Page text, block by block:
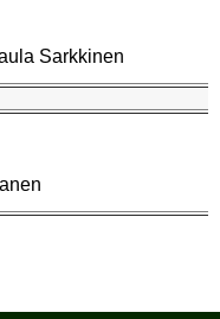
Sarkkinen